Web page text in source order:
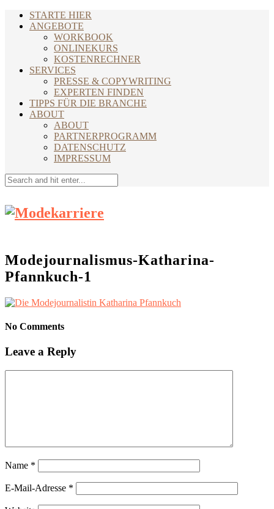
STARTE HIER
ANGEBOTE
WORKBOOK
ONLINEKURS
KOSTENRECHNER
SERVICES
PRESSE & COPYWRITING
EXPERTEN FINDEN
TIPPS FÜR DIE BRANCHE
ABOUT
ABOUT
PARTNERPROGRAMM
DATENSCHUTZ
IMPRESSUM
Modejournalismus-Katharina-
Pfannkuch-1
No Comments
Leave a Reply
Name *
E-Mail-Adresse *